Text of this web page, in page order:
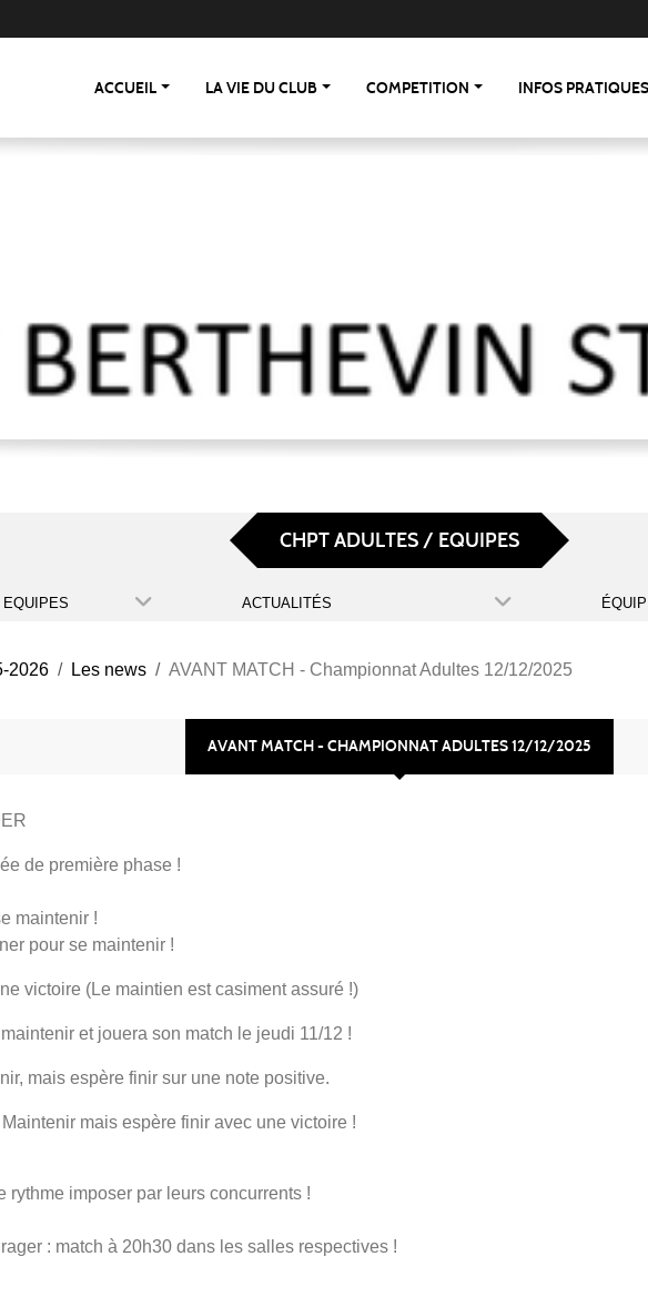
ACCUEIL LA VIE DU CLUB COMPETITION INFOS
CHPT ADULTES / EQUIPES
ACTUALITÉS
2026 Les news AVANT MATCH - Championnat Adultes 12/12/2025
AVANT MATCH - CHAMPIONNAT ADULTES 12/12/2025
de première phase !
maintenir !
pour se maintenir !
victoire (Le maintien est casiment assuré !)
et jouera son match le jeudi 11/12 !
mais espère finir sur une note positive.
mais espère finir avec une victoire !
rythme imposer par leurs concurrents !
: match à 20h30 dans les salles respectives !